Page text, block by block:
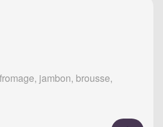
jambon, brousse,